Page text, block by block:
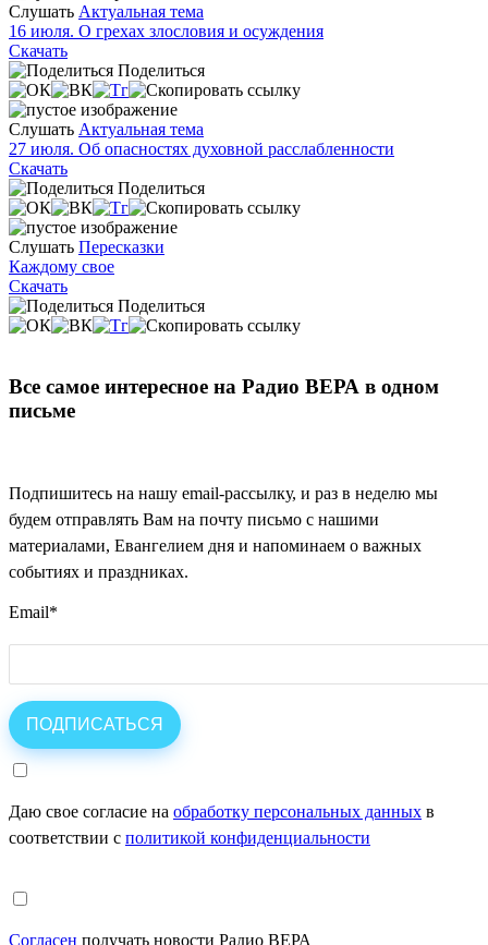
Слушать Актуальная тема
16 июля. О грехах злословия и осуждения
Скачать
Поделиться
Слушать Актуальная тема
27 июля. Об опасностях духовной расслабленности
Скачать
Поделиться
Слушать Пересказки
Каждому свое
Скачать
Поделиться
Все самое интересное на Радио ВЕРА в одном
письме
Подпишитесь на нашу email-рассылку, и раз в неделю мы
будем отправлять Вам на почту письмо с нашими
материалами, Евангелием дня и напоминаем о важных
событиях и праздниках.
Email*
Даю свое согласие на обработку персональных данных в
соответствии с политикой конфиденциальности
Согласен получать новости Радио ВЕРА